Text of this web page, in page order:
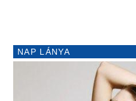
NAP LÁNYA